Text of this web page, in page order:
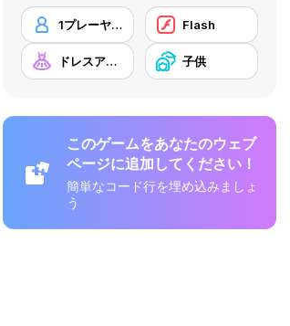
1プレーヤー Flash
ドレスアップ 子供
このゲームをあなたのウェブ
ページに追加してください！
簡単なコード行を埋め込みましょ
う